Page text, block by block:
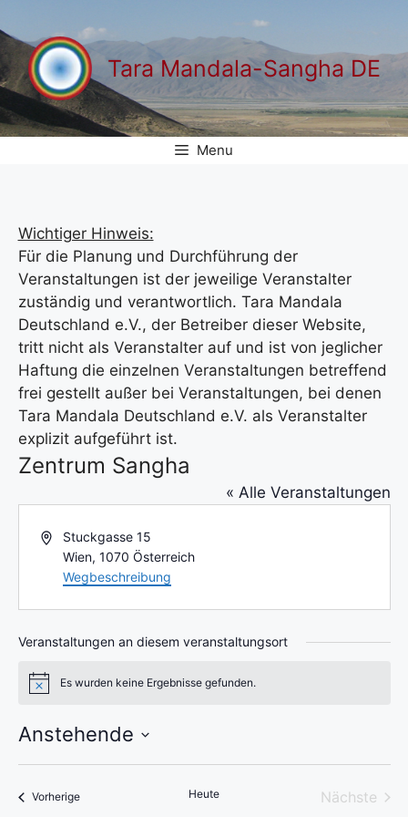
Inhalt
springen
Tara Mandala-Sangha DE
Menu
Wichtiger Hinweis:
Für die Planung und Durchführung der
Veranstaltungen ist der jeweilige Veranstalter
zuständig und verantwortlich. Tara Mandala
Deutschland e.V., der Betreiber dieser Website,
tritt nicht als Veranstalter auf und ist von jeglicher
Haftung die einzelnen Veranstaltungen betreffend
frei gestellt außer bei Veranstaltungen, bei denen
Tara Mandala Deutschland e.V. als Veranstalter
explizit aufgeführt ist.
Zentrum Sangha
« Alle Veranstaltungen
A
s
Stuckgasse 15
Wien, 1070 Österreich
Wegbeschreibung
Veranstaltungen an diesem veranstaltungsort
H
w
i
Es wurden keine Ergebnisse gefunden.
Anstehende
D
t
VorherigeVeranstaltungen Heute
Nächste